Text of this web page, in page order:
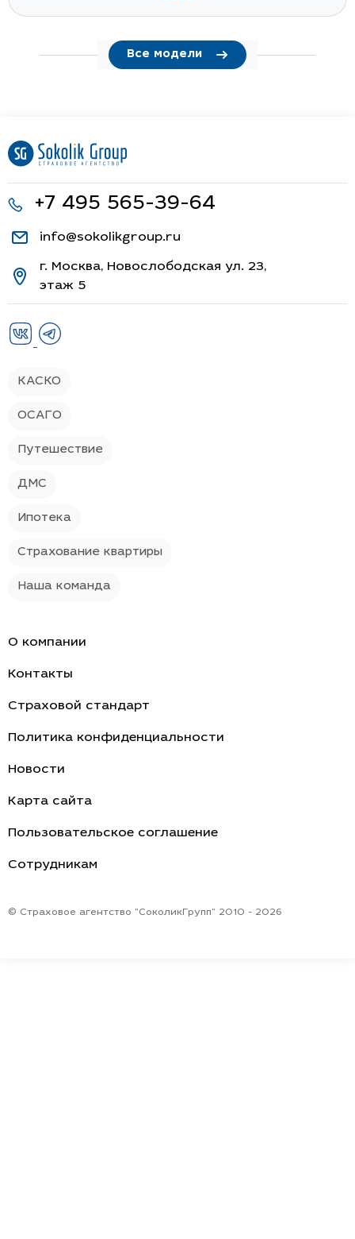
Все модели
+7 495 565-39-64
info@sokolikgroup.ru
г. Москва, Новослободская ул. 23,
этаж 5
КАСКО
ОСАГО
Путешествие
ДМС
Ипотека
Страхование квартиры
Наша команда
О компании
Контакты
Страховой стандарт
Политика конфиденциальности
Новости
Карта сайта
Пользовательское соглашение
Cотрудникам
© Страховое агентство "СоколикГрупп" 2010 - 2026